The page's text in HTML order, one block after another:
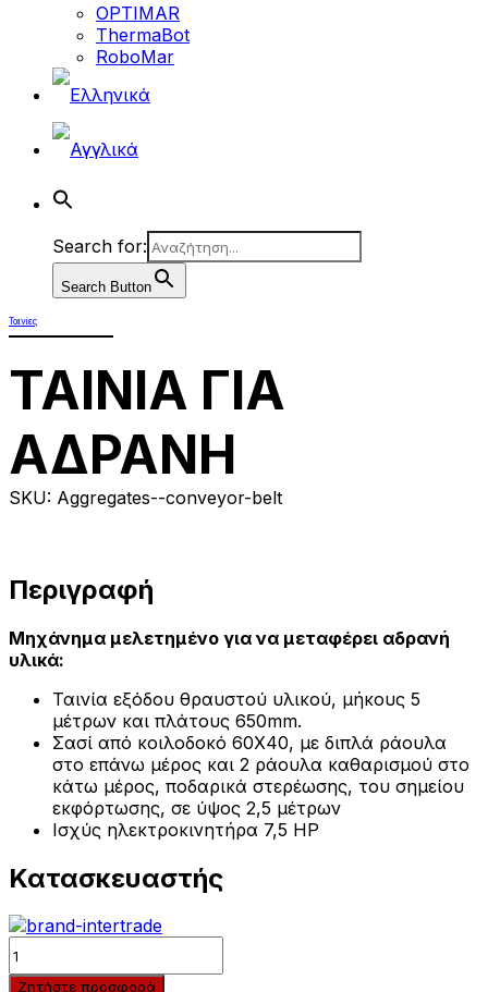
OPTIMAR
ThermaBot
RoboMar
Search for:
Search Button
Ταινίες
ΤΑΙΝΙΑ ΓΙΑ
ΑΔΡΑΝΗ
SKU: Aggregates--conveyor-belt
Περιγραφή
Μηχάνημα μελετημένο για να μεταφέρει αδρανή
υλικά:
Ταινία εξόδου θραυστού υλικού, μήκους 5
μέτρων και πλάτους 650mm.
Σασί από κοιλοδοκό 60Χ40, με διπλά ράουλα
στο επάνω μέρος και 2 ράουλα καθαρισμού στο
κάτω μέρος, ποδαρικά στερέωσης, του σημείου
εκφόρτωσης, σε ύψος 2,5 μέτρων
Ισχύς ηλεκτροκινητήρα 7,5 HP
Κατασκευαστής
Quantity
Ζητήστε προσφορά